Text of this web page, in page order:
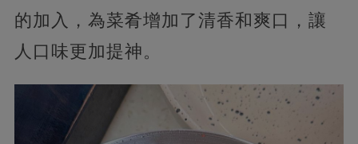
的加入，為菜肴增加了清香和爽口，讓
人口味更加提神。